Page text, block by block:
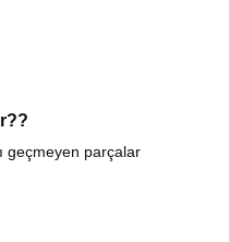
geçmeyen parçalar